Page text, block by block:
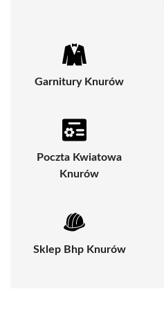
Garnitury Knurów
Poczta Kwiatowa
Knurów
Sklep Bhp Knurów